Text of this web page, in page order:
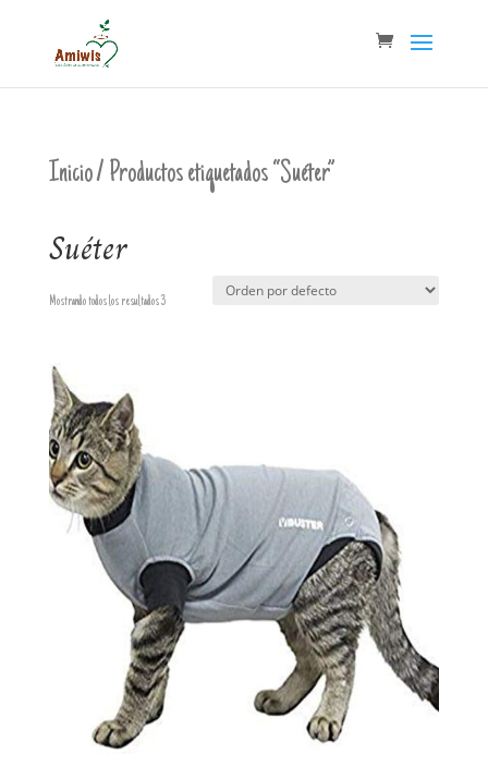
Inicio/ Productos etiquetados “Suéter”
Suéter
Mostrando todos los resultados 3